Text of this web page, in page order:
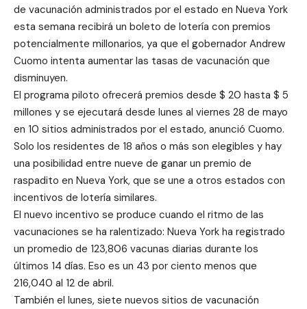
de vacunación administrados por el estado en Nueva York
esta semana recibirá un boleto de lotería con premios
potencialmente millonarios, ya que el gobernador Andrew
Cuomo intenta aumentar las tasas de vacunación que
disminuyen.
El programa piloto ofrecerá premios desde $ 20 hasta $ 5
millones y se ejecutará desde lunes al viernes 28 de mayo
en 10 sitios administrados por el estado, anunció Cuomo.
Solo los residentes de 18 años o más son elegibles y hay
una posibilidad entre nueve de ganar un premio de
raspadito en Nueva York, que se une a otros estados con
incentivos de lotería similares.
El nuevo incentivo se produce cuando el ritmo de las
vacunaciones se ha ralentizado: Nueva York ha registrado
un promedio de 123,806 vacunas diarias durante los
últimos 14 días. Eso es un 43 por ciento menos que
216,040 al 12 de abril.
También el lunes, siete nuevos sitios de vacunación